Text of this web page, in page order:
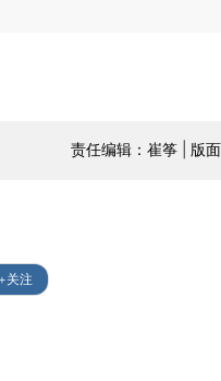
责任编辑：崔筝 | 版
+关注